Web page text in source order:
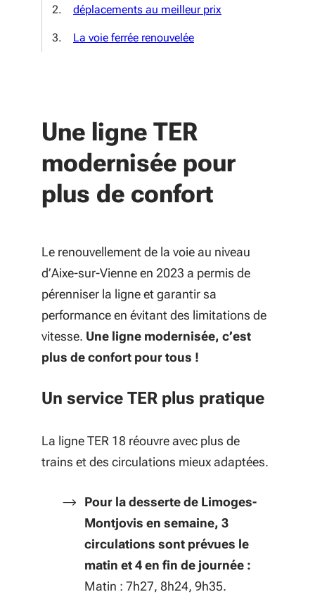
déplacements au meilleur prix
La voie ferrée renouvelée
Une ligne TER
modernisée pour
plus de confort
Le renouvellement de la voie au niveau
d’Aixe-sur-Vienne en 2023 a permis de
pérenniser la ligne et garantir sa
performance en évitant des limitations de
vitesse. Une ligne modernisée, c’est
plus de confort pour tous !
Un service TER plus pratique
La ligne TER 18 réouvre avec plus de
trains et des circulations mieux adaptées.
Pour la desserte de Limoges-
Montjovis en semaine, 3
circulations sont prévues le
matin et 4 en fin de journée :
Matin : 7h27, 8h24, 9h35.